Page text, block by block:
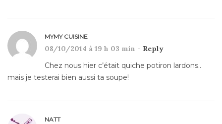
MYMY CUISINE
08/10/2014 à 19 h 03 min - Reply
Chez nous hier c’était quiche potiron lardons..
mais je testerai bien aussi ta soupe!
NATT